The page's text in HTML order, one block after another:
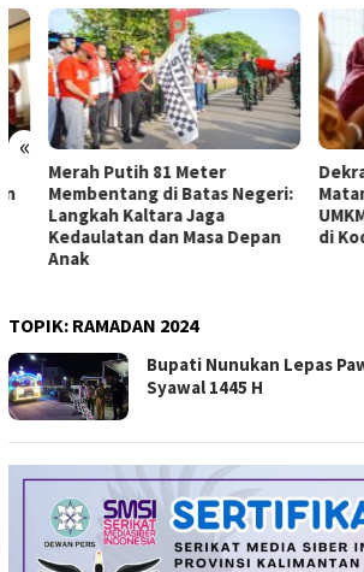
«
Merah Putih 81 Meter
Membentang di Batas Negeri:
Langkah Kaltara Jaga
Kedaulatan dan Masa Depan
Anak
UMKM
di
TOPIK: RAMADAN 2024
Bupati Nunukan Lepas
Syawal 1445 H